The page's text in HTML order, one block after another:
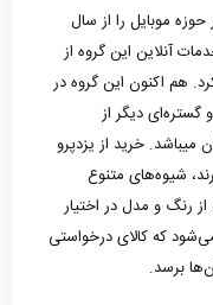
موبایل را از سال
آنلاین این گروه از
کرد. هم اکنون این گروه در
گستره‌ای دیگر از
خرید از یزدپرو
شیوه‌های متنوع
رنگ و مدل در اختیار
که کالای درخواستی
برسد.